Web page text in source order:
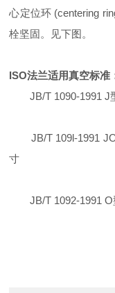
心定位环 (centering
栓坚固。见下图。
ISO法兰适用真空标准
JB/T 1090-1991 J
JB/T 109l-1991 JO
寸
JB/T 1092-1991 O